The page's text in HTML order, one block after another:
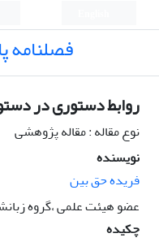
فصلنامه
روابط دستوری در
نوع مقاله : مقاله پژوهشی
نویسنده
فریده حق بین
عضو هیئت علمی ،گروه
چکیده